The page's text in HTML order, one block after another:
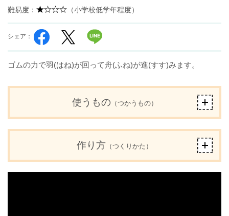
難易度： （小学校低学年程度）
シェア：
ゴムの力で羽(はね)が回って舟(ふね)が進(すす)みます。
使うもの （つかうもの）
作り方 （つくりかた）